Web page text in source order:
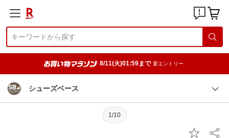
8/11(火)01:59まで 要エントリー
シューズベース
1/10